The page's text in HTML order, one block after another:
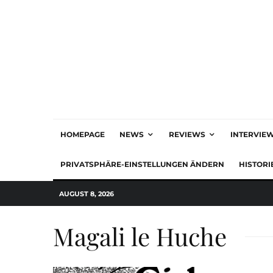
HOMEPAGE NEWS REVIEWS
PRIVATSPHÄRE-EINSTELLUNGEN ÄNDERN
AUGUST 8, 2026
Magali le Huche